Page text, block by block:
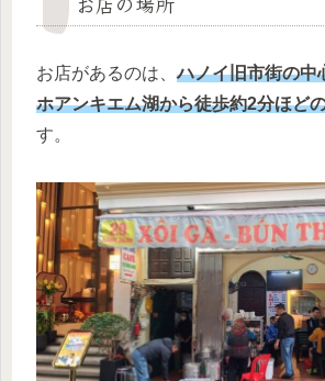
お店があるのは、ハノイ旧市街の中
ホアンキエム湖から徒歩約2分ほど
す。